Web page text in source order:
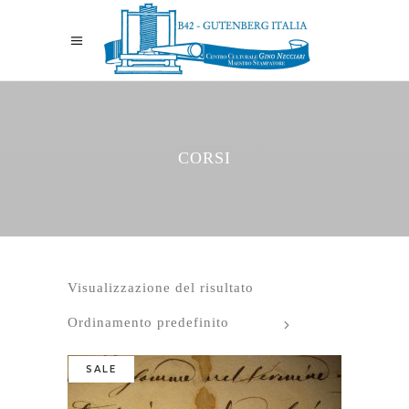
CORSI
Visualizzazione del risultato
Ordinamento predefinito
SALE